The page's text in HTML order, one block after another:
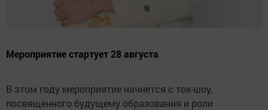
Мероприятие стартует 28 августа
В этом году мероприятие начнется с ток-шоу,
посвященного будущему образования и роли